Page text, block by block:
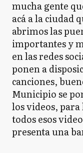
mucha gente
acá a la ciudad
abrimos las
importantes y
en las redes
ponen a
canciones,
Municipio se
los videos,
todos esos
presenta una